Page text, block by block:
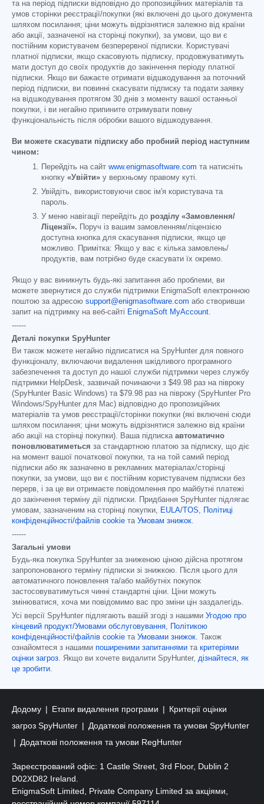
та на період підписки відповідно до пропозиційних матеріалів та
умов сторінки реєстрації/покупки (які включені до цього документа
шляхом посилання; ціни можуть відрізнятися залежно від країни
або акції, зазначеної на сторінці покупки), за умови, що ви є
постійним користувачем безперервної підписки. Користувачі
платної підписки, якщо скасовують підписку, продовжуватимуть
мати доступ до своїх продуктів до закінчення періоду платної
підписки. Якщо ви бажаєте отримати відшкодування за поточний
період підписки, ви повинні скасувати підписку та подати заявку
на відшкодування протягом 30 днів з моменту вашої останньої
покупки, і ви негайно припините отримувати повну
функціональність після обробки вашого відшкодування.
Ви можете скасувати підписку або пробний період наступним
чином:
Перейдіть на сайт www.enigmasoftware.com та натисніть
кнопку «Увійти» у верхньому правому куті.
Увійдіть, використовуючи своє ім'я користувача та
пароль.
У меню навігації перейдіть до розділу «Замовлення/
Ліцензії». Поруч із вашим замовленням/ліцензією
доступна кнопка для скасування підписки, якщо це
можливо. Примітка: Якщо у вас є кілька замовлень/
продуктів, вам потрібно буде скасувати їх окремо.
Якщо у вас виникнуть будь-які запитання або проблеми, ви
можете звернутися до служби підтримки EnigmaSoft електронною
поштою за адресою support@enigmasoftware.com або створивши
запит на підтримку на веб-сайті EnigmaSoft MyAccount.
------
Деталі покупки SpyHunter
Ви також можете негайно підписатися на SpyHunter для повного
функціоналу, включаючи видалення шкідливого програмного
забезпечення та доступ до нашої служби підтримки через службу
підтримки HelpDesk, зазвичай починаючи з $49.98 раз на півроку
(SpyHunter Basic Windows) та $79.98 раз на півроку (SpyHunter Pro
Windows/SpyHunter для Mac) відповідно до пропозиційних
матеріалів та умов реєстрації/сторінки покупки (які включені сюди
шляхом посилання; ціни можуть відрізнятися залежно від країни
або акції на сторінці покупки). Ваша підписка автоматично
поновлюватиметься за стандартною платою за підписку, що діє
на момент вашої початкової покупки, та на той самий період
підписки або як зазначено в рекламних матеріалах/сторінці
покупки, за умови, що ви є постійним користувачем підписки без
перерв, і за це ви отримаєте повідомлення про майбутні платежі
до закінчення терміну дії підписки. Придбання SpyHunter підлягає
умовам, зазначеним на сторінці покупки, EULA/TOS,
Політиці
конфіденційності/файлів cookie та Умовам знижок.
------
Загальні умови
Будь-яка покупка SpyHunter за зниженою ціною дійсна протягом
запропонованого терміну підписки зі знижкою. Після цього для
автоматичного поновлення та/або майбутніх покупок
застосовуватимуться чинні стандартні ціни. Ціни можуть
змінюватися, хоча ми повідомимо вас про зміни цін заздалегідь.
Усі версії SpyHunter підлягають вашій згоді з нашими Угодою про
кінцевий продукт/Умовами обслуговування,
Політикою
конфіденційності/файлів cookie та Умовами знижок. Також
ознайомтеся з нашими поширеними запитаннями та критеріями
оцінки загроз. Якщо ви хочете видалити SpyHunter, дізнайтеся, як
це зробити.
Додому Етапи видалення програми
Критерії оцінки
загроз SpyHunter
Додаткові положення та умови SpyHunter
Додаткові положення та умови RegHunter
Зареєстрований офіс: 1 Castle Street, 3rd Floor, Dublin 2
D02XD82 Ireland.
EnigmaSoft Limited, Private Company Limited за акціями,